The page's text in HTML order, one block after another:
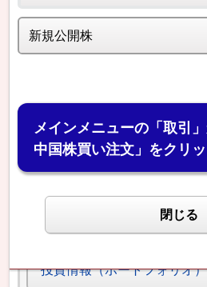
新規公開株
メインメニューの「取引
中国株買い注文」をクリ
閉じる
ご利用いただき、ありがとうご
前回ログイン日時は
お預り明細照会
各種余力
注文約定照会（訂正・取消）
投資情報（ポートフォリオ）